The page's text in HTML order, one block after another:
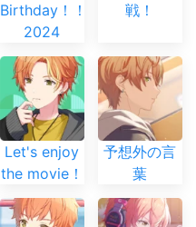
Birthday！！
2024
戦！
Let's enjoy
the movie！
予想外の言
葉